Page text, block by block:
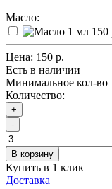
Масло:
Цена: 150 р.
Есть в наличии
Минимальное кол-во
Количество:
+
-
В корзину
Купить в 1 клик
Доставка